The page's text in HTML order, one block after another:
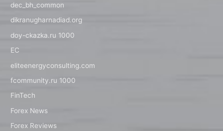
dec_bh_common
dikranugharnadiad.org
doy-ckazka.ru 1000
EC
eliteenergyconsulting.com
fcommunity.ru 1000
FinTech
Forex News
Forex Reviews